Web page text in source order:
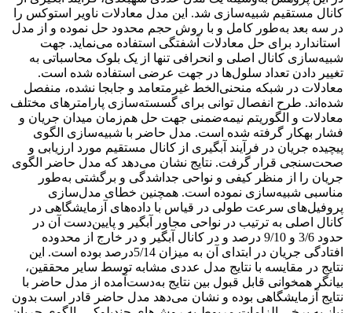
کانال مستقیم شبیه‌سازی شد. این مدل معادلات ناویر استوکس را
در سه بعد به‌طور کامل و با روش حجم محدود حل نموده و از مدل
استاندارد برای حل معادلات آشفتگی استفاده می‌نماید. جهت
شبیه‌‌سازی کانال اصلی و انحرافی تنها از یک بلوک محاسباتی به
تغییر دادن تعداد سلول‌ها در جهت عرضی استفاده شده‌ است.
معادلات در شبکه منحنی‌الخط غیرمتعامد و جابجا نشده، منفصل
شده‌اند. طرح انفصال توانی برای گسسته‌سازی پارامترهای مختلف
معادلات و الگوریتم نیمه‌ضمنی جهت حل هم‌زمان میدان جریان و
فشار به­کار گرفته شده ‌است. مدل حاضر با شبیه‌سازی الگوی
پیچیده جریان در فرآیند آبگیری از کانال مستقیم مورد ارزیابی و
صحت‌سنجی قرار گرفت. نتایج نشان می‌دهد که مدل حاضر الگوی
جریان را از منظر کیفی و نواحی جداشدگی و برگشتی به‌طور
مناسبی شبیه‌سازی نموده است. همچنین خطای مدل‌سازی
پروفیل‌های سرعت طولی در قیاس با داده‌های آزمایشگاهی در
کانال اصلی به ترتیب در نواحی مجاور آبگیر و پایین‌دست آن در
حدود 3/6 و 9/10 درصد و در کانال آبگیر و در خارج از محدوده
افتادگی جریان در ابتدای آن به میزان 5/14درصد بوده است. این
نتایج در مقایسه با نتایج مدل عددی مشابه توسط سایر محققین،
بیانگر همخوانی قابل قبول بین نتایج به‌دست‌آمده از مدل حاضر با
نتایج آزمایشگاهی بوده و نشان می‌دهد مدل حاضر قادر است بدون